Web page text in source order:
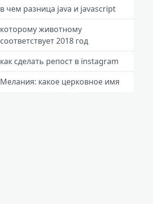
в чем разница java и javascript
которому животному
соответствует 2018 год
как сделать репост в instagram
Мелания: какое церковное имя